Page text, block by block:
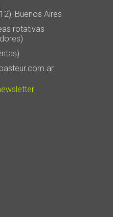
Buenos Aires
rotativas